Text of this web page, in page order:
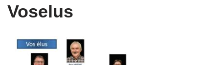
Voselus